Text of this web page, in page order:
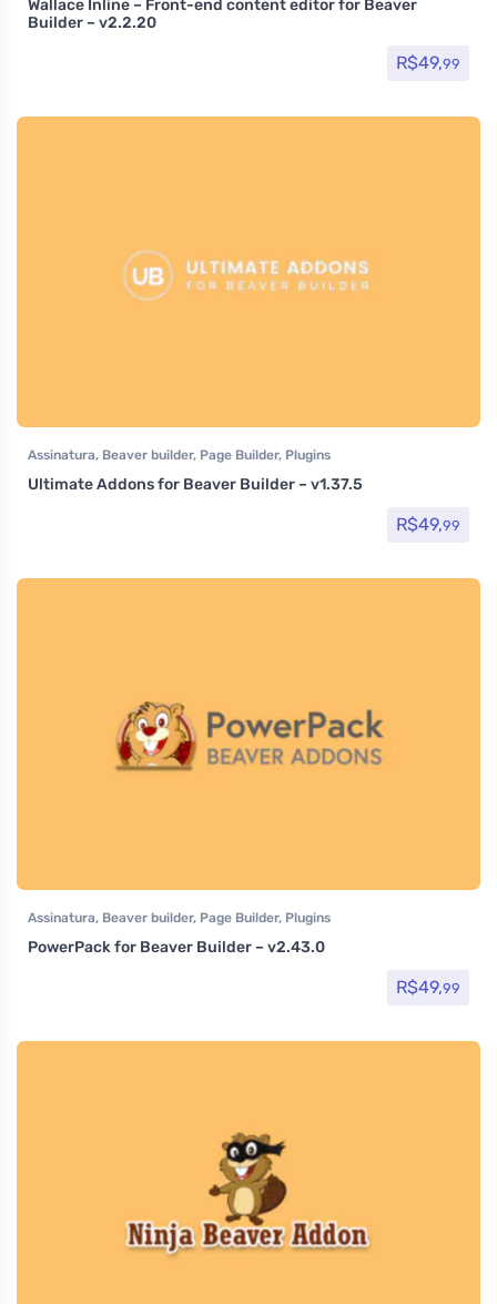
Wallace Inline – Front-end content editor for Beaver
Builder – v2.2.20
R$49,99
Assinatura, Beaver builder, Page Builder, Plugins
Ultimate Addons for Beaver Builder – v1.37.5
R$49,99
Assinatura, Beaver builder, Page Builder, Plugins
PowerPack for Beaver Builder – v2.43.0
R$49,99